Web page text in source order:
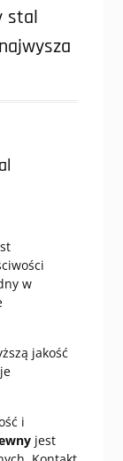
stal
w
jakość
i
jest